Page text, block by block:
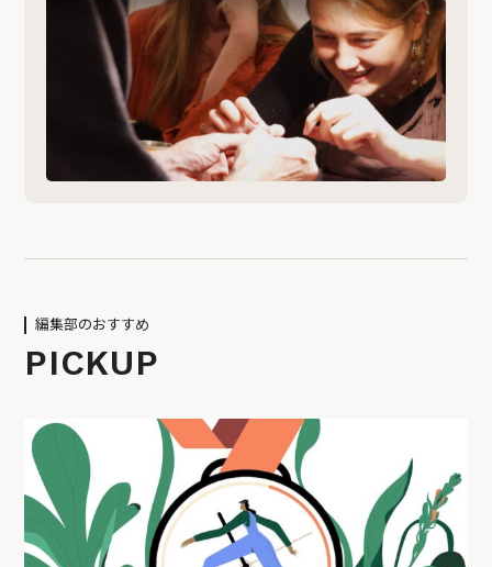
編集部のおすすめ
PICKUP